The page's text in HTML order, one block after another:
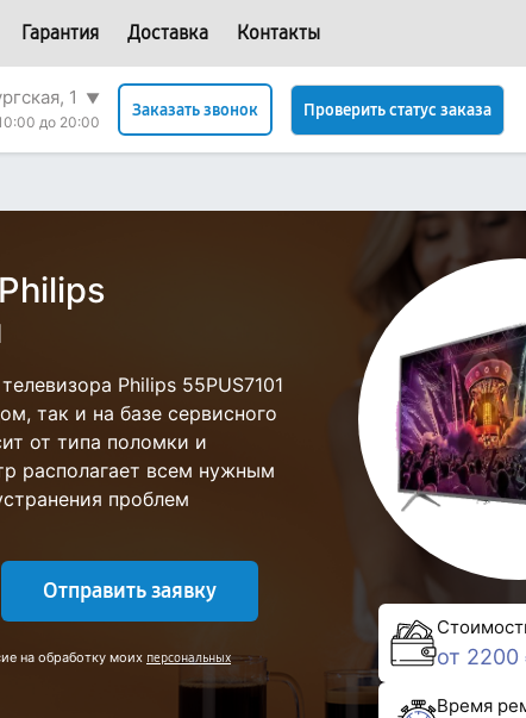
Гарантия Доставка Контакты
1
▼
до 20:00
Заказать звонок Проверить статус заказа
Philips 55PUS7101
так и на базе сервисного
от типа поломки и
располагает всем нужным
проблем
Отправить заявку
на обработку моих персональных
от 2200
Время